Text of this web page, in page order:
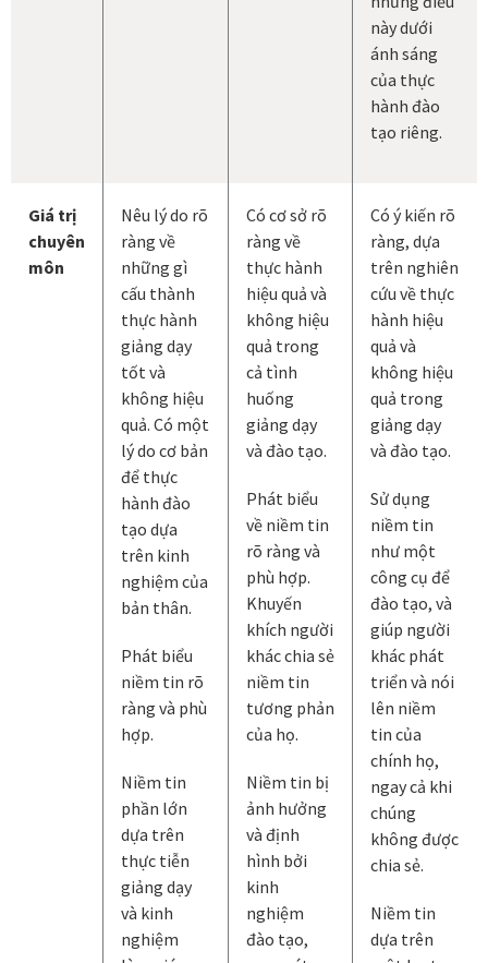
này dưới
ánh sáng
của thực
hành đào
tạo riêng.
Giá trị
chuyên
môn
Nêu lý do rõ
ràng về
những gì
cấu thành
thực hành
giảng dạy
tốt và
không hiệu
quả. Có một
lý do cơ bản
để thực
hành đào
tạo dựa
trên kinh
nghiệm của
bản thân.
Phát biểu
niềm tin rõ
ràng và phù
hợp.
Niềm tin
phần lớn
dựa trên
thực tiễn
giảng dạy
và kinh
nghiệm
Có cơ sở rõ
ràng về
thực hành
hiệu quả và
không hiệu
quả trong
cả tình
huống
giảng dạy
và đào tạo.
Phát biểu
về niềm tin
rõ ràng và
phù hợp.
Khuyến
khích người
khác chia sẻ
niềm tin
tương phản
của họ.
Niềm tin bị
ảnh hưởng
và định
hình bởi
kinh
nghiệm
đào tạo,
Có ý kiến rõ
ràng, dựa
trên nghiên
cứu về thực
hành hiệu
quả và
không hiệu
quả trong
giảng dạy
và đào tạo.
Sử dụng
niềm tin
như một
công cụ để
đào tạo, và
giúp người
khác phát
triển và nói
lên niềm
tin của
chính họ,
ngay cả khi
chúng
không được
chia sẻ.
Niềm tin
dựa trên